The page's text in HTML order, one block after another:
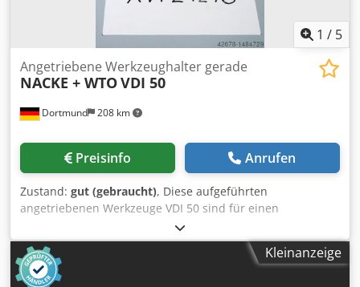
1 / 5
Dortmund 208 km
Angetriebene Werkzeughalter gerade
NACKE + WTOVDI 50
Preisinfo Anrufen
Zustand: gut (gebraucht), Diese aufgeführten
angetriebenen Werkzeuge VDI 50 sind für einen
Werkzeugwechsler Fabrikat SAUTER und befinden sich in
einem gutem Zustand sowie voll funktionsfähig, welche
auf einer CNC-Drehmaschine GILDEMEISTER CTX 600
gearbeitet haben. 6 x angetriebene Werkzeuge, gerade
Kleinanzeige